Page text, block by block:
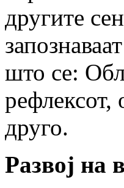
другите
што се:
рефлексот,
друго.
Развој на